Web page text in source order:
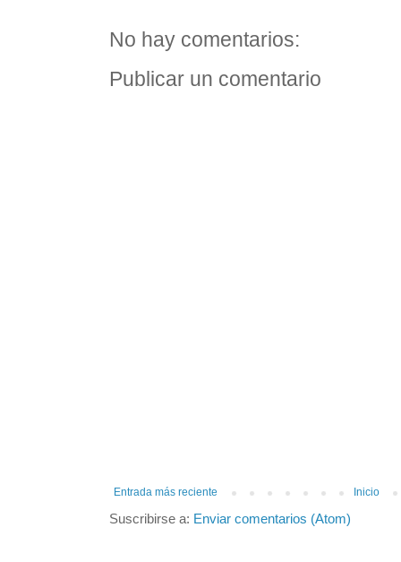
No hay comentarios:
Publicar un comentario
Entrada más reciente Inicio
Suscribirse a: Enviar comentarios (Atom)